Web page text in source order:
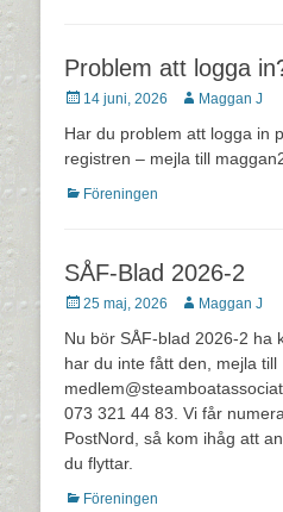
Problem att logga
Postades
14 juni, 2026 Författare
Maggan J
Har du problem att logga in
registren – mejla till
Kategorier
Föreningen
SÅF-Blad 2026-2
Postades
25 maj, 2026 Författare
Maggan J
Nu bör SÅF-blad 2026-2 ha
har du inte fått den, mejla till
073 321 44 83. Vi får
PostNord, så kom ihåg att
du flyttar.
Kategorier
Föreningen